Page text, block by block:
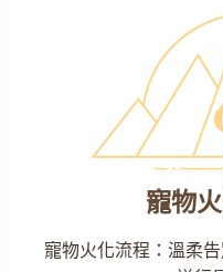
寵物
寵物火化流程：溫柔